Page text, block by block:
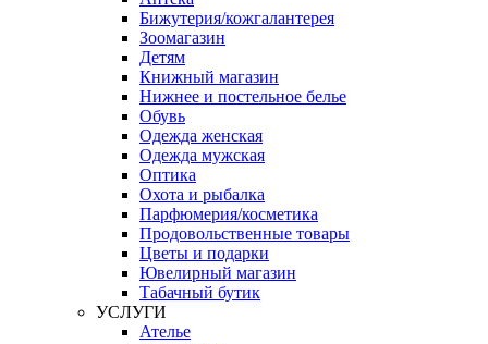
Бижутерия/кожгалантерея
Зоомагазин
Детям
Книжный магазин
Нижнее и постельное белье
Обувь
Одежда женская
Одежда мужская
Оптика
Охота и рыбалка
Парфюмерия/косметика
Продовольственные товары
Цветы и подарки
Ювелирный магазин
Табачный бутик
УСЛУГИ
Ателье